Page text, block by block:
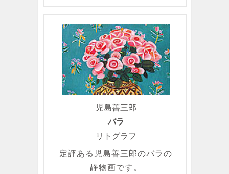
児島善三郎
バラ
リトグラフ
定評ある児島善三郎のバラの
静物画です。